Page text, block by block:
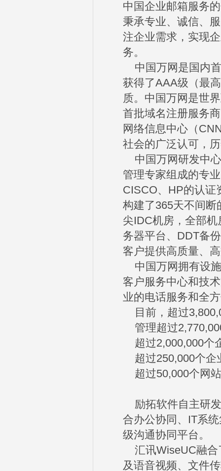
中国企业邮箱服务
秉承专业、诚信、
注企业需求，实现
务。
中国万网是国内
获得了AAA级（最
质。中国万网是世
首批域名注册服务
网络信息中心（
社会的广泛认可，
中国万网研发中
管理专家组成的专
CISCO、HP的认证
构建了365天不间断
尖IDC机房，全部
务器平台、DDT备
客户提供高质量、
中国万网拥有设
客户服务中心和技
业的电话服务和全
目前，超过
管理超过
超过2,000,000个
超过250,000个企
超过50,000个网
励拓软件自主研
合办公协同、IT系
级沟通协同平台。
汇讯WiseUC融合
及语音视频、文件